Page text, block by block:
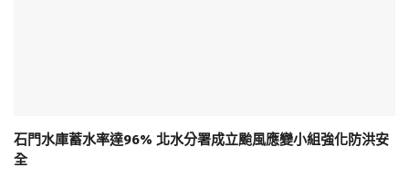
石門水庫蓄水率達96% 北水分署成立颱風應變小組強化防洪安
全